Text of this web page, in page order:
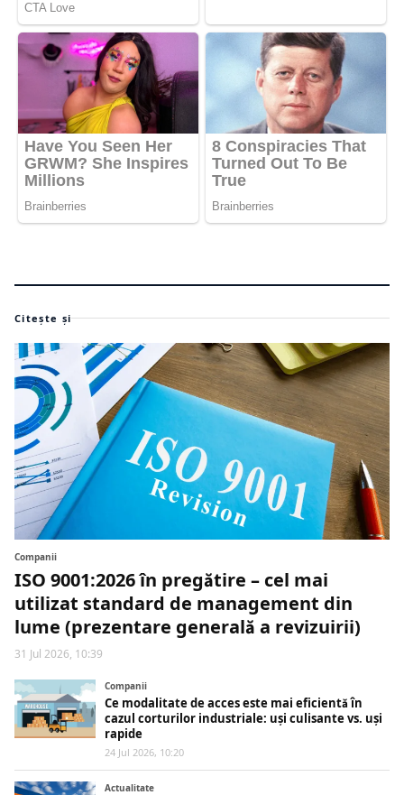
Citește și
Companii
ISO 9001:2026 în pregătire – cel mai
utilizat standard de management din
lume (prezentare generală a revizuirii)
31 Jul 2026, 10:39
Companii
Ce modalitate de acces este mai eficientă în
cazul corturilor industriale: uși culisante vs. uși
rapide
24 Jul 2026, 10:20
Actualitate